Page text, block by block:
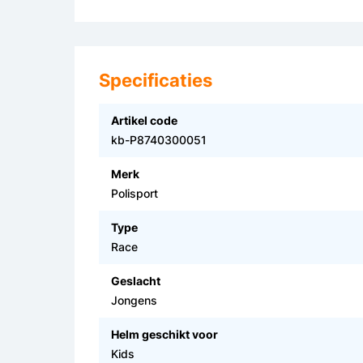
Specificaties
Artikel code
kb-P8740300051
Merk
Polisport
Type
Race
Geslacht
Jongens
Helm geschikt voor
Kids